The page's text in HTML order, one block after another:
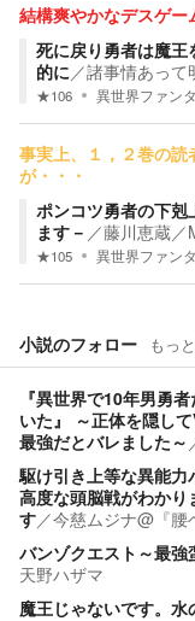
結構爽やかなデスゲー
死に戻り勇者は魔
的に／諸事情あっ
★106 異世界ファン
事実上、１，２巻の読
が・・・
ポンコツ勇者の下
ます－ ／藤川恵蔵／
★105 異世界ファン
小説のフォロー もっ
『異世界で10年男勇
いた』 ～正体を隠し
最強だとバレました～
駆け引き上等な異能
高度な頭脳戦がわかり
す／今慈ムジナ@『腰
バンゾクエスト～最強
天野ハザマ
魔王じゃないです。